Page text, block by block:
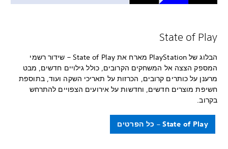
State of Play
הבלוג של PlayStation מארח את State of Play – שידור רשמי
המספק הצצה אל המשחקים הקרובים, כולל גילויים חדשים, מבט
מרענן על כותרים קרובים, הכרזות על תאריכי השקה ועוד, בתוספת
חשיפת מוצרים חדשים, וחדשות על אירועים הצפויים להתרחש
בקרוב.
State of Play – כל הפרטים